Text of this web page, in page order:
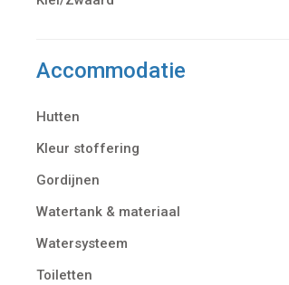
Accommodatie
Hutten
Kleur stoffering
Gordijnen
Watertank & materiaal
Watersysteem
Toiletten